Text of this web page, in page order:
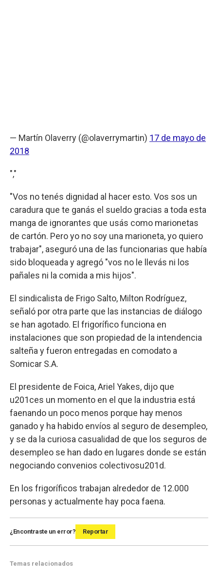
— Martín Olaverry (@olaverrymartin) 17 de mayo de
2018
","
"Vos no tenés dignidad al hacer esto. Vos sos un
caradura que te ganás el sueldo gracias a toda esta
manga de ignorantes que usás como marionetas
de cartón. Pero yo no soy una marioneta, yo quiero
trabajar", aseguró una de las funcionarias que había
sido bloqueada y agregó "vos no le llevás ni los
pañales ni la comida a mis hijos".
El sindicalista de Frigo Salto, Milton Rodríguez,
señaló por otra parte que las instancias de diálogo
se han agotado. El frigorífico funciona en
instalaciones que son propiedad de la intendencia
salteña y fueron entregadas en comodato a
Somicar S.A.
El presidente de Foica, Ariel Yakes, dijo que
u201ces un momento en el que la industria está
faenando un poco menos porque hay menos
ganado y ha habido envíos al seguro de desempleo,
y se da la curiosa casualidad de que los seguros de
desempleo se han dado en lugares donde se están
negociando convenios colectivosu201d.
En los frigoríficos trabajan alrededor de 12.000
personas y actualmente hay poca faena.
¿Encontraste un error? Reportar
Temas relacionados